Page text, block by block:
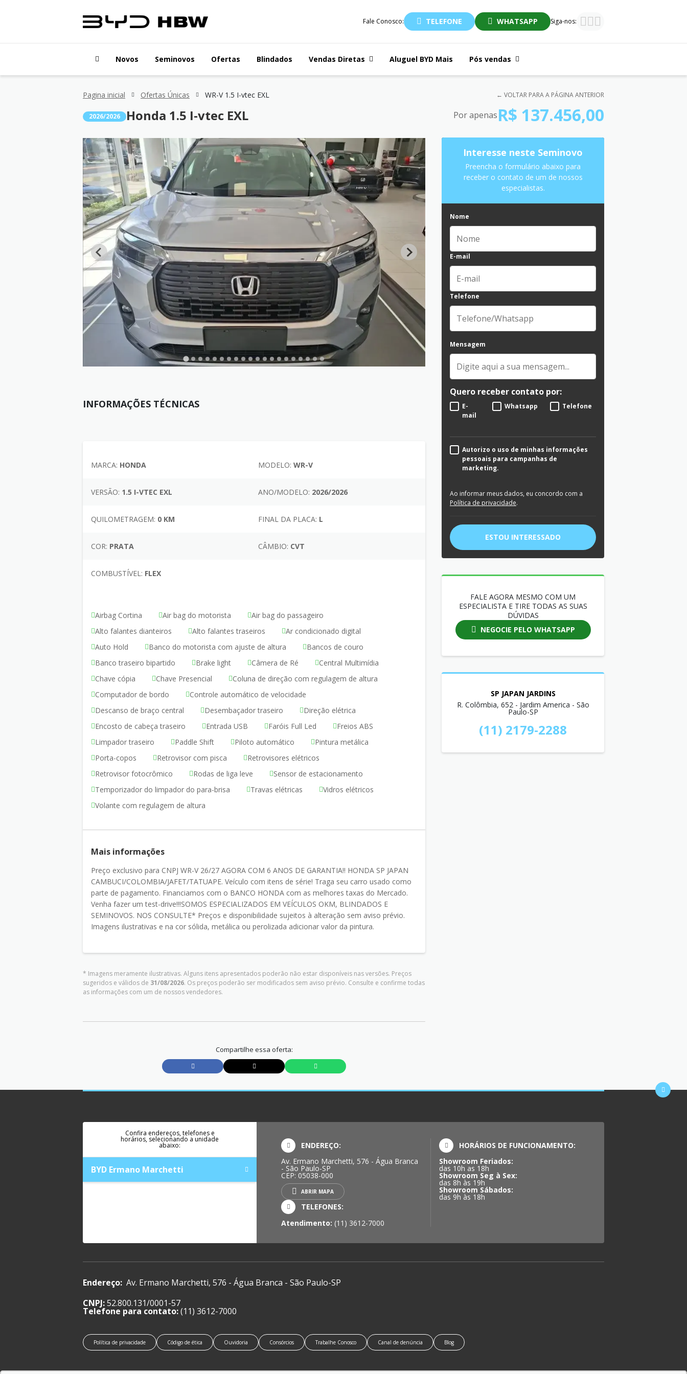
Fale Conosco: TELEFONE WHATSAPP Siga-nos:
Novos Seminovos Ofertas Blindados Vendas Diretas Aluguel BYD Mais Pós vendas
Pagina inicial Ofertas Únicas WR-V 1.5 I-vtec EXL ← VOLTAR PARA A PÁGINA ANTERIOR
2026/2026 Honda 1.5 I-vtec EXL
INFORMAÇÕES TÉCNICAS
MARCA: HONDA MODELO: WR-V
VERSÃO: 1.5 I-VTEC EXL ANO/MODELO: 2026/2026
QUILOMETRAGEM: 0 KM FINAL DA PLACA: L
COR: PRATA CÂMBIO: CVT
COMBUSTÍVEL: FLEX
Airbag Cortina Air bag do motorista
Air bag do passageiro
Alto falantes dianteiros
Alto falantes traseiros
Ar condicionado digital
Auto Hold
Banco do motorista com ajuste de altura
Bancos de couro
Banco traseiro bipartido
Brake light Câmera de Ré
Central Multimídia
Chave cópia
Chave Presencial
Coluna de direção com regulagem de altura
Computador de bordo
Controle automático de velocidade
Descanso de braço central
Desembaçador traseiro
Direção elétrica
Encosto de cabeça traseiro
Entrada USB Faróis Full Led
Freios ABS
Limpador traseiro
Paddle Shift Piloto automático
Pintura metálica
Porta-copos
Retrovisor com pisca
Retrovisores elétricos
Retrovisor fotocrômico
Rodas de liga leve
Sensor de estacionamento
Temporizador do limpador do para-brisa
Travas elétricas
Vidros elétricos
Volante com regulagem de altura
Mais informações
Preço exclusivo para CNPJ WR-V 26/27 AGORA COM 6 ANOS DE GARANTIA!! HONDA SP JAPAN
CAMBUCI/COLOMBIA/JAFET/TATUAPE. Veículo com itens de série! Traga seu carro usado como
parte de pagamento. Financiamos com o BANCO HONDA com as melhores taxas do Mercado.
Venha fazer um test-drive!!!SOMOS ESPECIALIZADOS EM VEÍCULOS OKM, BLINDADOS E
SEMINOVOS. NOS CONSULTE* Preços e disponibilidade sujeitos à alteração sem aviso prévio.
Imagens ilustrativas e na cor sólida, metálica ou perolizada adicionar valor da pintura.
* Imagens meramente ilustrativas. Alguns itens apresentados poderão não estar disponíveis nas versões. Preços
sugeridos e válidos de 31/08/2026. Os preços poderão ser modificados sem aviso prévio. Consulte e confirme todas
as informações com um de nossos vendedores.
Compartilhe essa oferta:
Por apenasR$ 137.456,00
Interesse neste Seminovo
Preencha o formulário abaixo para
receber o contato de um de nossos
especialistas.
Nome
E-mail
Telefone
Mensagem
Quero receber contato por:
E-
mail
Whatsapp Telefone
Autorizo o uso de minhas informações
pessoais para campanhas de
marketing.
Ao informar meus dados, eu concordo com a
Política de privacidade.
ESTOU INTERESSADO
FALE AGORA MESMO COM UM
ESPECIALISTA E TIRE TODAS AS SUAS
DÚVIDAS
NEGOCIE PELO WHATSAPP
SP JAPAN JARDINS
R. Colômbia, 652 - Jardim America - São
Paulo-SP
(11) 2179-2288
Confira endereços, telefones e
horários, selecionando a unidade
abaixo:
BYD Ermano Marchetti
ENDEREÇO:
Av. Ermano Marchetti, 576 - Água Branca
- São Paulo-SP
CEP: 05038-000
ABRIR MAPA
TELEFONES:
Atendimento: (11) 3612-7000
HORÁRIOS DE FUNCIONAMENTO:
Showroom Feriados:
das 10h as 18h
Showroom Seg à Sex:
das 8h às 19h
Showroom Sábados:
das 9h às 18h
Endereço: Av. Ermano Marchetti, 576 - Água Branca - São Paulo-SP
CNPJ:52.800.131/0001-57
Telefone para contato:(11) 3612-7000
Política de privacidade Código de ética Ouvidoria Consórcios Trabalhe Conosco Canal de denúncia Blog